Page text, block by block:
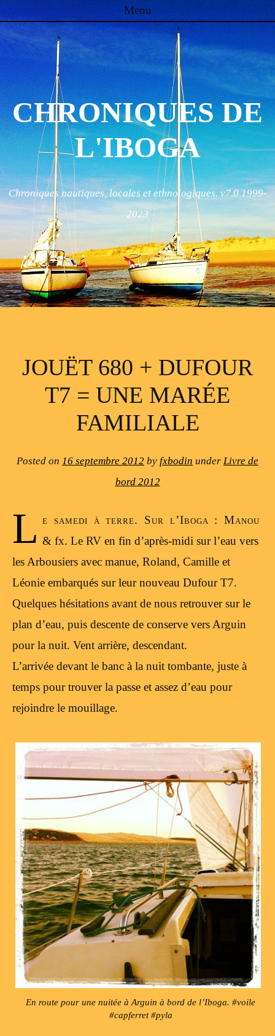
Menu
Skip to content
CHRONIQUES DE
L'IBOGA
Chroniques nautiques, locales et ethnologiques. v7.0 1999-
2023
JOUËT 680 + DUFOUR
T7 = UNE MARÉE
FAMILIALE
Posted on 16 septembre 2012 by fxbodin under Livre de
bord 2012
L e samedi à terre. Sur l’Iboga : Manou
& fx. Le RV en fin d’après-midi sur l’eau vers
les Arbousiers avec manue, Roland, Camille et
Léonie embarqués sur leur nouveau Dufour T7.
Quelques hésitations avant de nous retrouver sur le
plan d’eau, puis descente de conserve vers Arguin
pour la nuit. Vent arrière, descendant.
L’arrivée devant le banc à la nuit tombante, juste à
temps pour trouver la passe et assez d’eau pour
rejoindre le mouillage.
En route pour une nuitée à Arguin à bord de l’Iboga. #voile
#capferret #pyla